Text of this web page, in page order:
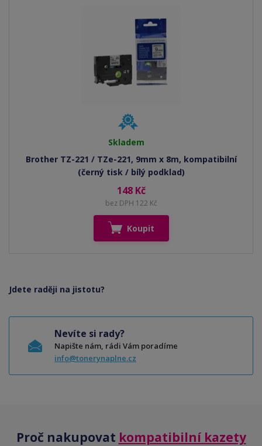
Skladem
Brother TZ-221 / TZe-221, 9mm x 8m, kompatibilní
(černý tisk / bílý podklad)
148 Kč
bez DPH 122 Kč
Koupit
Jdete raději na jistotu?
Nevíte si rady?
Napište nám, rádi Vám poradíme
info@tonerynaplne.cz
Proč nakupovat kompatibilní kazety